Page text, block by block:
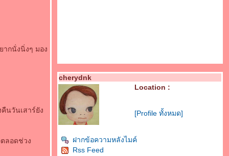
กนั่งนิ่งๆ มอง
นวันเสาร์ยัง
ลอดช่วง
cherydnk
Location :
[Profile ทั้งหมด]
ฝากข้อความหลังไมค์
Rss Feed